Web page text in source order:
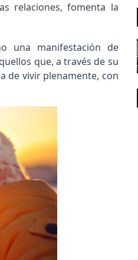
relaciones, fomenta la
una manifestación de
que, a través de su
de vivir plenamente, con